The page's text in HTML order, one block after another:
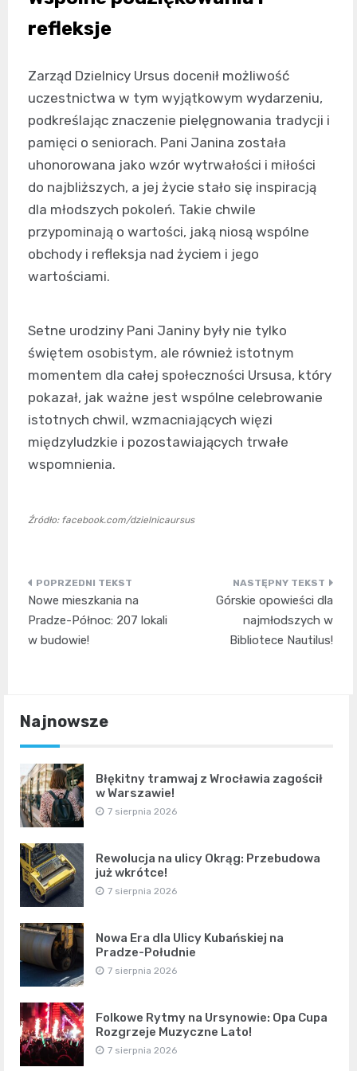
refleksje
Zarząd Dzielnicy Ursus docenił możliwość
uczestnictwa w tym wyjątkowym wydarzeniu,
podkreślając znaczenie pielęgnowania tradycji i
pamięci o seniorach. Pani Janina została
uhonorowana jako wzór wytrwałości i miłości
do najbliższych, a jej życie stało się inspiracją
dla młodszych pokoleń. Takie chwile
przypominają o wartości, jaką niosą wspólne
obchody i refleksja nad życiem i jego
wartościami.
Setne urodziny Pani Janiny były nie tylko
świętem osobistym, ale również istotnym
momentem dla całej społeczności Ursusa, który
pokazał, jak ważne jest wspólne celebrowanie
istotnych chwil, wzmacniających więzi
międzyludzkie i pozostawiających trwałe
wspomnienia.
Źródło: facebook.com/dzielnicaursus
Nawigacja
wpisu
Nowe mieszkania na
Pradze-Północ: 207 lokali
w budowie!
Górskie opowieści dla
najmłodszych w
Bibliotece Nautilus!
Najnowsze
Błękitny tramwaj z Wrocławia zagościł
w Warszawie!
7 sierpnia 2026
Rewolucja na ulicy Okrąg: Przebudowa
już wkrótce!
7 sierpnia 2026
Nowa Era dla Ulicy Kubańskiej na
Pradze-Południe
7 sierpnia 2026
Folkowe Rytmy na Ursynowie: Opa Cupa
Rozgrzeje Muzyczne Lato!
7 sierpnia 2026